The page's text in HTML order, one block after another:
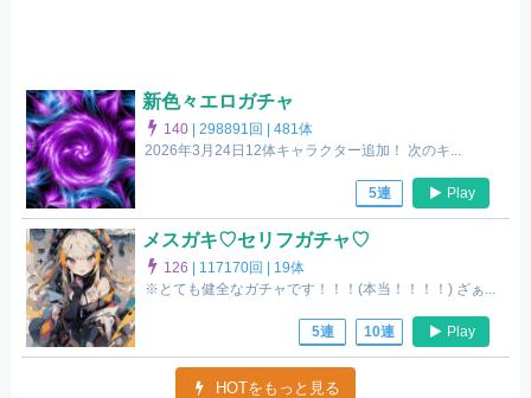
新色々エロガチャ
140 |298891回 |481体
2026年3月24日12体キャラクター追加！ 次のキ...
5連 Play
メスガキ♡セリフガチャ♡
126 117170回 | 19体
※とても健全なガチャです！！！(本当！！！！) ざぁ...
5連 10連 Play
HOTをもっと見る